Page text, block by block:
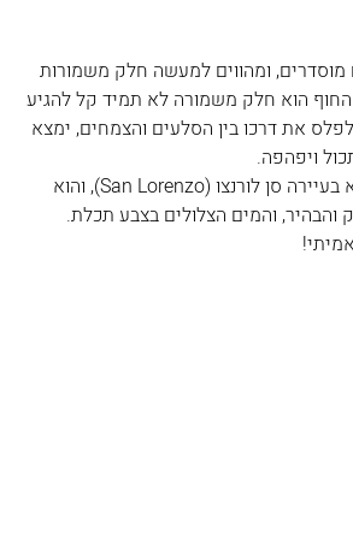
ומהווים למעשה חלק משמורות
הוא חלק משמורה לא תמיד קל להגיע
את דרכו בין הסלעים והצמחים, ימצא
ויפהפה.
החוף האהוב עליי נמצא בעיירה סן לורנצו (San Lorenzo), והוא
והבהיר, והמים הצלולים בצבע תכלת.